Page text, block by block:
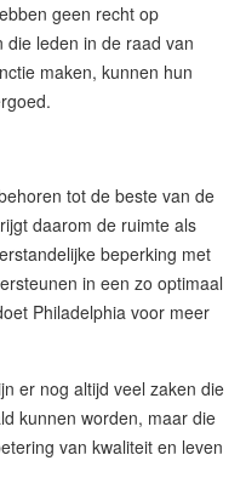
geen recht op
die leden in de raad van
maken, kunnen hun
tot de beste van de
daarom de ruimte als
beperking met
in een zo optimaal
Philadelphia voor meer
er nog altijd veel zaken die
kunnen worden, maar die
van kwaliteit en leven